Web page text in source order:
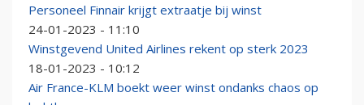
Personeel Finnair krijgt extraatje bij winst
24-01-2023 - 11:10
Winstgevend United Airlines rekent op sterk 2023
18-01-2023 - 10:12
Air France-KLM boekt weer winst ondanks chaos op